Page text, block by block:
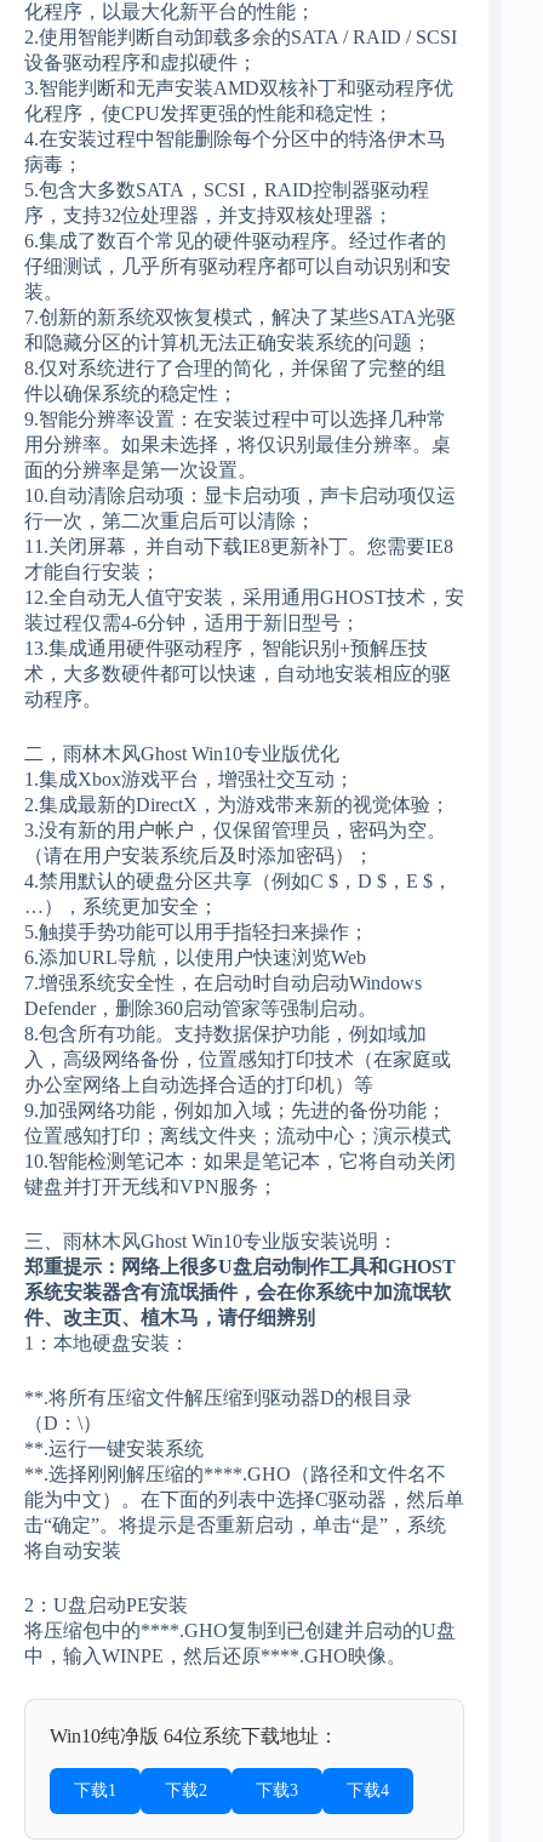
化程序，以最大化新平台的性能；
2.使用智能判断自动卸载多余的SATA / RAID / SCSI
设备驱动程序和虚拟硬件；
3.智能判断和无声安装AMD双核补丁和驱动程序优
化程序，使CPU发挥更强的性能和稳定性；
4.在安装过程中智能删除每个分区中的特洛伊木马
病毒；
5.包含大多数SATA，SCSI，RAID控制器驱动程
序，支持32位处理器，并支持双核处理器；
6.集成了数百个常见的硬件驱动程序。经过作者的
仔细测试，几乎所有驱动程序都可以自动识别和安
装。
7.创新的新系统双恢复模式，解决了某些SATA光驱
和隐藏分区的计算机无法正确安装系统的问题；
8.仅对系统进行了合理的简化，并保留了完整的组
件以确保系统的稳定性；
9.智能分辨率设置：在安装过程中可以选择几种常
用分辨率。如果未选择，将仅识别最佳分辨率。桌
面的分辨率是第一次设置。
10.自动清除启动项：显卡启动项，声卡启动项仅运
行一次，第二次重启后可以清除；
11.关闭屏幕，并自动下载IE8更新补丁。您需要IE8
才能自行安装；
12.全自动无人值守安装，采用通用GHOST技术，安
装过程仅需4-6分钟，适用于新旧型号；
13.集成通用硬件驱动程序，智能识别+预解压技
术，大多数硬件都可以快速，自动地安装相应的驱
动程序。
二，雨林木风Ghost Win10专业版优化
1.集成Xbox游戏平台，增强社交互动；
2.集成最新的DirectX，为游戏带来新的视觉体验；
3.没有新的用户帐户，仅保留管理员，密码为空。
（请在用户安装系统后及时添加密码）；
4.禁用默认的硬盘分区共享（例如C $，D $，E $，
…），系统更加安全；
5.触摸手势功能可以用手指轻扫来操作；
6.添加URL导航，以使用户快速浏览Web
7.增强系统安全性，在启动时自动启动Windows
Defender，删除360启动管家等强制启动。
8.包含所有功能。支持数据保护功能，例如域加
入，高级网络备份，位置感知打印技术（在家庭或
办公室网络上自动选择合适的打印机）等
9.加强网络功能，例如加入域；先进的备份功能；
位置感知打印；离线文件夹；流动中心；演示模式
10.智能检测笔记本：如果是笔记本，它将自动关闭
键盘并打开无线和VPN服务；
三、雨林木风Ghost Win10专业版安装说明：
郑重提示：网络上很多U盘启动制作工具和GHOST
系统安装器含有流氓插件，会在你系统中加流氓软
件、改主页、植木马，请仔细辨别
1：本地硬盘安装：
**.将所有压缩文件解压缩到驱动器D的根目录
（D：\）
**.运行一键安装系统
**.选择刚刚解压缩的****.GHO（路径和文件名不
能为中文）。在下面的列表中选择C驱动器，然后单
击“确定”。将提示是否重新启动，单击“是”，系统
将自动安装
2：U盘启动PE安装
将压缩包中的****.GHO复制到已创建并启动的U盘
中，输入WINPE，然后还原****.GHO映像。
Win10纯净版 64位系统下载地址：
下载1 下载2 下载3 下载4